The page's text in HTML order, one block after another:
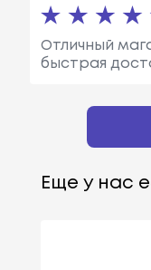
Отличный
быстрая
Еще у нас